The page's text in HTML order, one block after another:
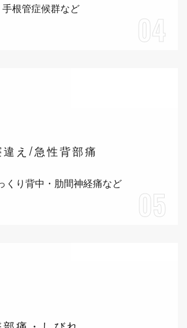
手根管症候群など
04
え/急性背部痛
くり背中・肋間神経痛など
05